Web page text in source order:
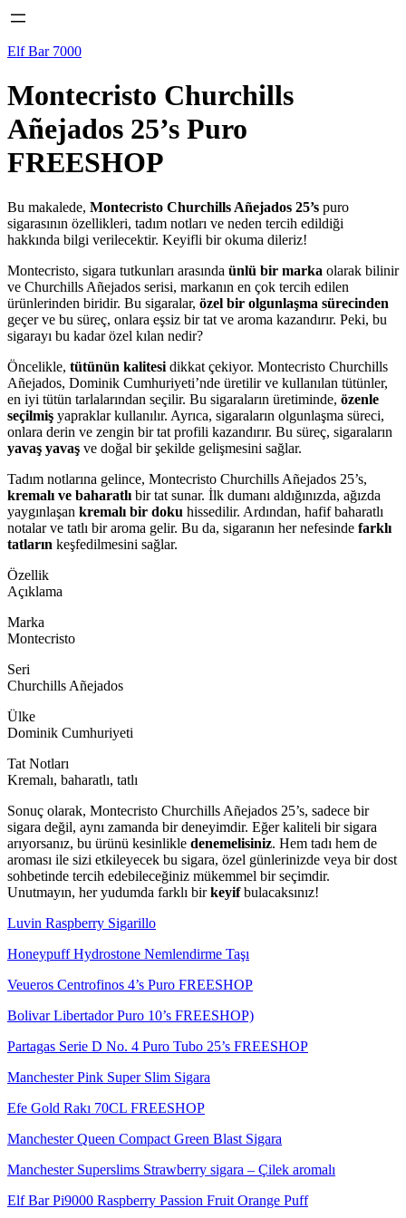
Elf Bar 7000
Montecristo Churchills
Añejados 25’s Puro
FREESHOP
Bu makalede, Montecristo Churchills Añejados 25’s puro
sigarasının özellikleri, tadım notları ve neden tercih edildiği
hakkında bilgi verilecektir. Keyifli bir okuma dileriz!
Montecristo, sigara tutkunları arasında ünlü bir marka olarak bilinir
ve Churchills Añejados serisi, markanın en çok tercih edilen
ürünlerinden biridir. Bu sigaralar, özel bir olgunlaşma sürecinden
geçer ve bu süreç, onlara eşsiz bir tat ve aroma kazandırır. Peki, bu
sigarayı bu kadar özel kılan nedir?
Öncelikle, tütünün kalitesi dikkat çekiyor. Montecristo Churchills
Añejados, Dominik Cumhuriyeti’nde üretilir ve kullanılan tütünler,
en iyi tütün tarlalarından seçilir. Bu sigaraların üretiminde, özenle
seçilmiş yapraklar kullanılır. Ayrıca, sigaraların olgunlaşma süreci,
onlara derin ve zengin bir tat profili kazandırır. Bu süreç, sigaraların
yavaş yavaş ve doğal bir şekilde gelişmesini sağlar.
Tadım notlarına gelince, Montecristo Churchills Añejados 25’s,
kremalı ve baharatlı bir tat sunar. İlk dumanı aldığınızda, ağızda
yaygınlaşan kremalı bir doku hissedilir. Ardından, hafif baharatlı
notalar ve tatlı bir aroma gelir. Bu da, sigaranın her nefesinde farklı
tatların keşfedilmesini sağlar.
Özellik
Açıklama
Marka
Montecristo
Seri
Churchills Añejados
Ülke
Dominik Cumhuriyeti
Tat Notları
Kremalı, baharatlı, tatlı
Sonuç olarak, Montecristo Churchills Añejados 25’s, sadece bir
sigara değil, aynı zamanda bir deneyimdir. Eğer kaliteli bir sigara
arıyorsanız, bu ürünü kesinlikle denemelisiniz. Hem tadı hem de
aroması ile sizi etkileyecek bu sigara, özel günlerinizde veya bir dost
sohbetinde tercih edebileceğiniz mükemmel bir seçimdir.
Unutmayın, her yudumda farklı birkeyifbulacaksınız!
Luvin Raspberry Sigarillo
Honeypuff Hydrostone Nemlendirme Taşı
Veueros Centrofinos 4’s Puro FREESHOP
Bolivar Libertador Puro 10’s FREESHOP)
Partagas Serie D No. 4 Puro Tubo 25’s FREESHOP
Manchester Pink Super Slim Sigara
Efe Gold Rakı 70CL FREESHOP
Manchester Queen Compact Green Blast Sigara
Manchester Superslims Strawberry sigara – Çilek aromalı
Elf Bar Pi9000 Raspberry Passion Fruit Orange Puff